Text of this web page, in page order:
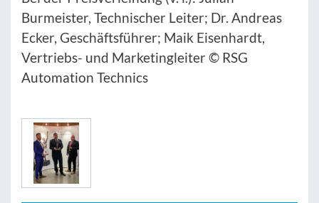
Burmeister, Technischer Leiter; Dr. Andreas
Ecker, Geschäftsführer; Maik Eisenhardt,
Vertriebs- und Marketingleiter © RSG
Automation Technics